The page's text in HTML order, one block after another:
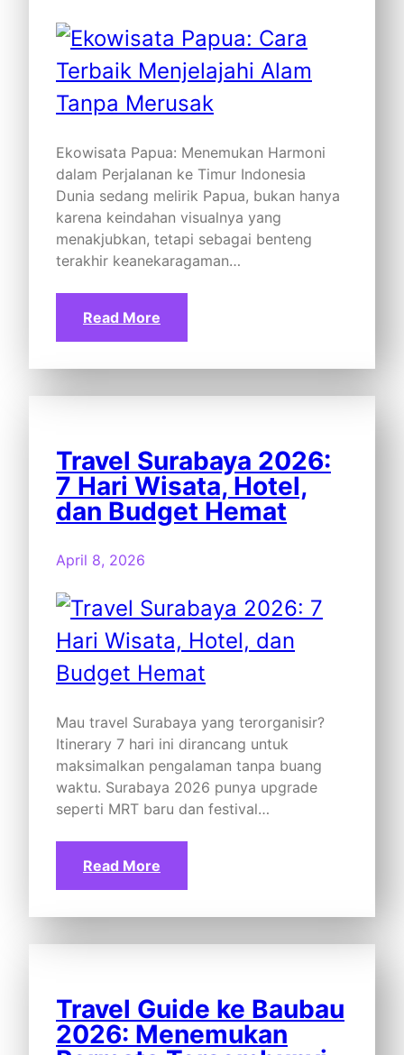
Ekowisata Papua: Menemukan Harmoni
dalam Perjalanan ke Timur Indonesia
Dunia sedang melirik Papua, bukan hanya
karena keindahan visualnya yang
menakjubkan, tetapi sebagai benteng
terakhir keanekaragaman…
Read More
Travel Surabaya 2026:
7 Hari Wisata, Hotel,
dan Budget Hemat
April 8, 2026
Mau travel Surabaya yang terorganisir?
Itinerary 7 hari ini dirancang untuk
maksimalkan pengalaman tanpa buang
waktu. Surabaya 2026 punya upgrade
seperti MRT baru dan festival…
Read More
Travel Guide ke Baubau
2026: Menemukan